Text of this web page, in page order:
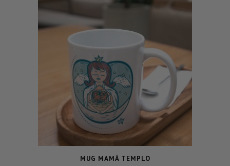
MUG MAMÁ TEMPLO